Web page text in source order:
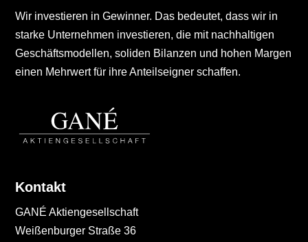
Wir investieren in Gewinner. Das bedeutet, dass wir in
starke Unternehmen investieren, die mit nachhaltigen
Geschäftsmodellen, soliden Bilanzen und hohen Margen
einen Mehrwert für ihre Anteilseigner schaffen.
Kontakt
GANÉ Aktiengesellschaft
Weißenburger Straße 36